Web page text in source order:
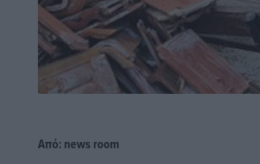
Από: news room